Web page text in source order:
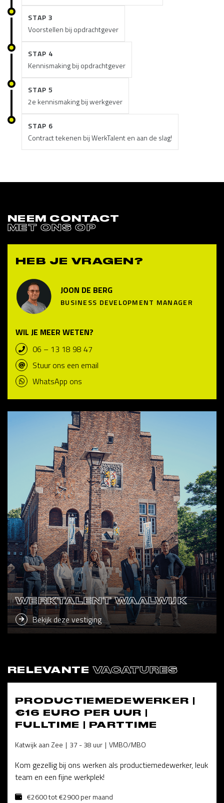
STAP 3
Voorstellen bij opdrachtgever
STAP 4
Kennismaking bij opdrachtgever
STAP 5
2e kennismaking bij werkgever
STAP 6
Contract tekenen bij WerkTalent en aan de slag!
NEEM CONTACT
MET ONS OP
HEB JE VRAGEN?
JOON DE BERG
BUSINESS DEVELOPMENT MANAGER
WIL JE MEER WETEN?
06 – 13 18 98 47
Stuur ons een email
WhatsApp ons
WERKTALENT WAALWIJK
Bekijk deze vestiging
RELEVANTEVACATURES
PRODUCTIEMEDEWERKER |
€16 EURO PER UUR |
FULLTIME | PARTTIME
Katwijk aan Zee 37 - 38 uur VMBO/MBO
Kom gezellig bij ons werken als productiemedewerker, leuk
team en een fijne werkplek!
€2600 tot €2900 per maand